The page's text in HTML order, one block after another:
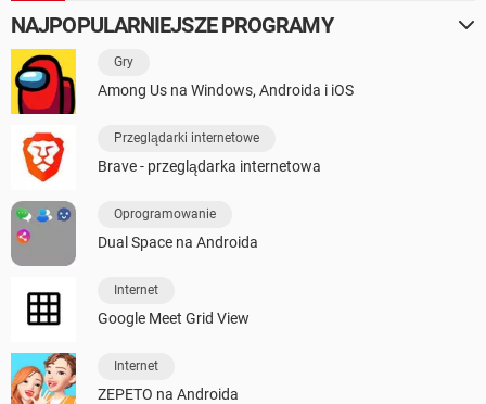
NAJPOPULARNIEJSZE PROGRAMY
Gry
Among Us na Windows, Androida i iOS
Przeglądarki internetowe
Brave - przeglądarka internetowa
Oprogramowanie
Dual Space na Androida
Internet
Google Meet Grid View
Internet
ZEPETO na Androida